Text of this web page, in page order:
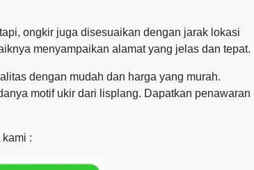
ongkir juga disesuaikan dengan jarak lokasi
menyampaikan alamat yang jelas dan tepat.
dengan mudah dan harga yang murah.
motif ukir dari lisplang. Dapatkan penawaran
: